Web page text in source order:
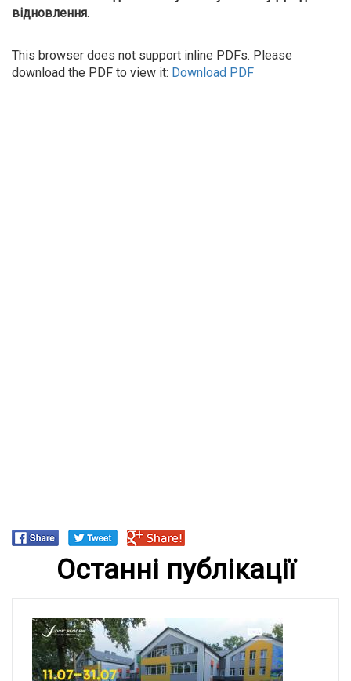
відновлення.
This browser does not support inline PDFs. Please
download the PDF to view it: Download PDF
Останні публікації